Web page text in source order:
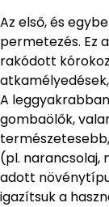
Az első, és
permetezés. Ez
rakódott
A
gombaölők,
(pl. narancsolaj,
adott
igazítsuk a